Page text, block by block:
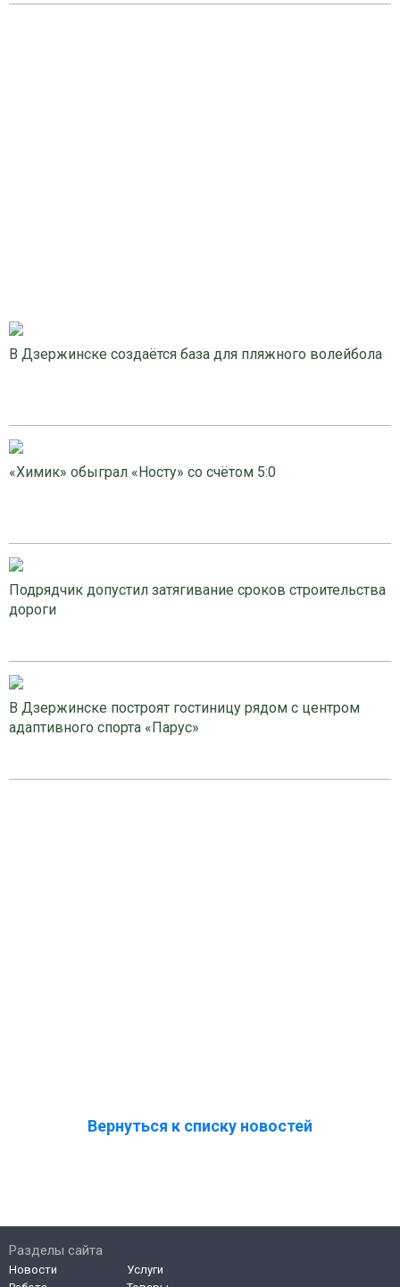
В Дзержинске создаётся база для пляжного волейбола
«Химик» обыграл «Носту» со счётом 5:0
Подрядчик допустил затягивание сроков строительства
дороги
В Дзержинске построят гостиницу рядом с центром
адаптивного спорта «Парус»
Вернуться к списку новостей
Разделы сайта
Новости
Услуги